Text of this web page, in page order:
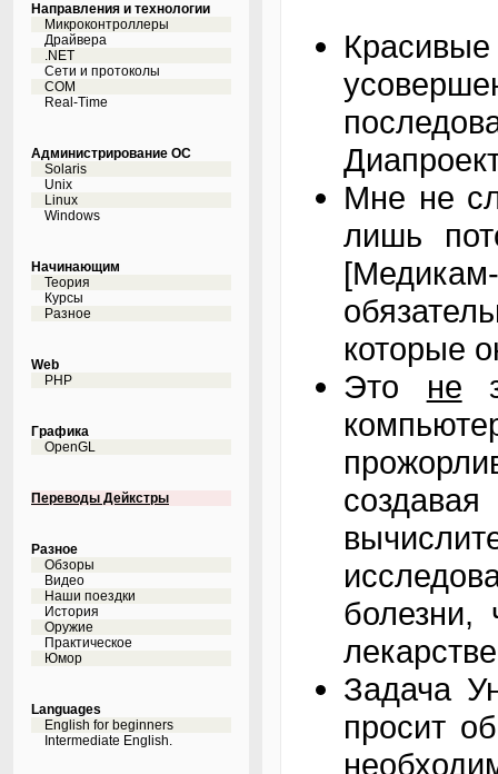
Направления и технологии
Микроконтроллеры
Драйвера
.NET
Сети и протоколы
COM
Real-Time
Администрирование ОС
Solaris
Unix
Linux
Windows
Начинающим
Теория
Курсы
Разное
Web
PHP
Графика
OpenGL
Переводы Дейкстры
Разное
Обзоры
Видео
Наши поездки
История
Оружие
Практическое
Юмор
Languages
English for beginners
Intermediate English.
Мне не
лишь
которые
Это не
болезни,
Задача
просит